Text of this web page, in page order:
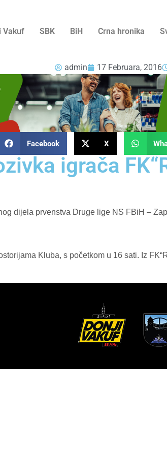
Vakuf SBK BiH Crna hronika
admin 17 Februara, 2016
Facebook X
igrača
dijela prvenstva Druge lige NS FBiH –
Kluba, s početkom u 16 sati. Iz